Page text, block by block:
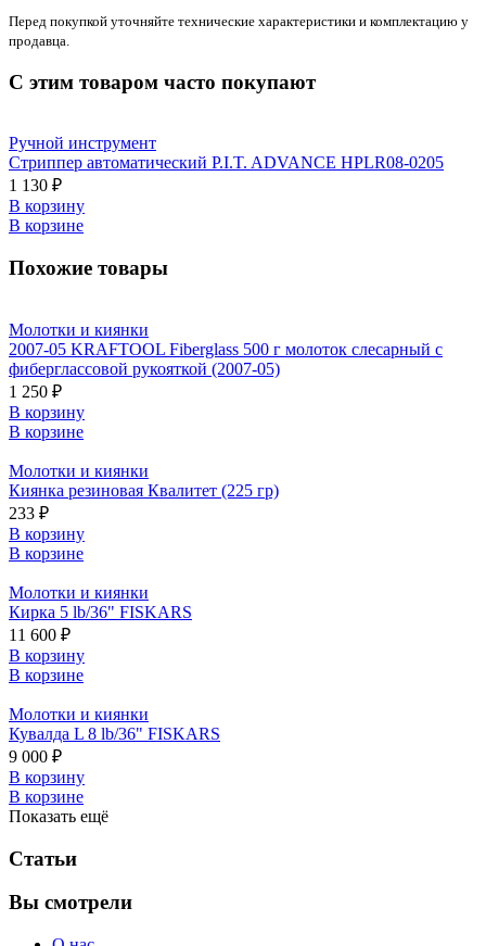
Перед покупкой уточняйте технические характеристики и комплектацию у
продавца.
С этим товаром часто покупают
Ручной инструмент
Стриппер автоматический P.I.T. ADVANCE HPLR08-0205
1 130 ₽
В корзину
В корзине
Похожие товары
Молотки и киянки
2007-05 KRAFTOOL Fiberglass 500 г молоток слесарный с
фиберглассовой рукояткой (2007-05)
1 250 ₽
В корзину
В корзине
Молотки и киянки
Киянка резиновая Квалитет (225 гр)
233 ₽
В корзину
В корзине
Молотки и киянки
Кирка 5 lb/36" FISKARS
11 600 ₽
В корзину
В корзине
Молотки и киянки
Кувалда L 8 lb/36" FISKARS
9 000 ₽
В корзину
В корзине
Показать ещё
Статьи
Вы смотрели